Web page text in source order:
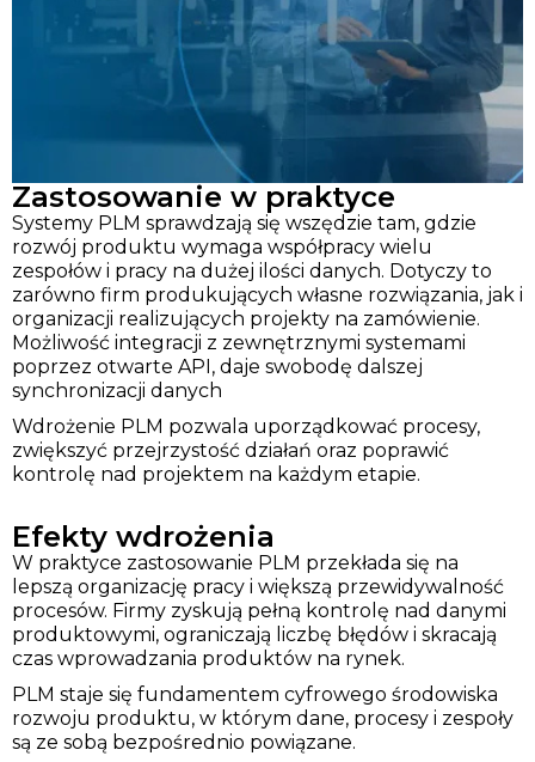
Zastosowanie w praktyce
Systemy PLM sprawdzają się wszędzie tam, gdzie
rozwój produktu wymaga współpracy wielu
zespołów i pracy na dużej ilości danych. Dotyczy to
zarówno firm produkujących własne rozwiązania, jak i
organizacji realizujących projekty na zamówienie.
Możliwość integracji z zewnętrznymi systemami
poprzez otwarte API, daje swobodę dalszej
synchronizacji danych
Wdrożenie PLM pozwala uporządkować procesy,
zwiększyć przejrzystość działań oraz poprawić
kontrolę nad projektem na każdym etapie.
Efekty wdrożenia
W praktyce zastosowanie PLM przekłada się na
lepszą organizację pracy i większą przewidywalność
procesów. Firmy zyskują pełną kontrolę nad danymi
produktowymi, ograniczają liczbę błędów i skracają
czas wprowadzania produktów na rynek.
PLM staje się fundamentem cyfrowego środowiska
rozwoju produktu, w którym dane, procesy i zespoły
są ze sobą bezpośrednio powiązane.